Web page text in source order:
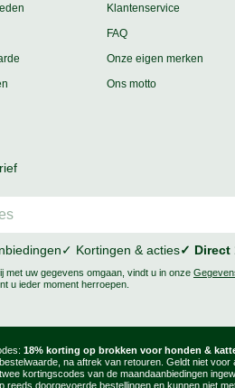
Klantenservice
FAQ
Onze eigen merken
Ons motto
✓ Kortingen & acties✓ Direct
met uw gegevens omgaan, vindt u in onze
u ieder moment herroepen.
18% korting op brokken voor honden &
na aftrek van retouren. Geldt niet
kortingscodes van de maandaanbiedingen
reeds doorgevoerde bestellingen en kunnen niet